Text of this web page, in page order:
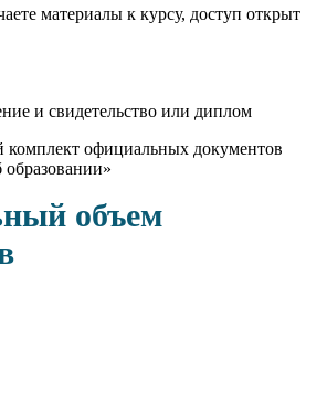
материалы к курсу, доступ открыт
и свидетельство или диплом
официальных документов
объем